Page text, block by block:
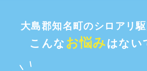
大島郡知名町のシロアリ
こんな お悩みはない